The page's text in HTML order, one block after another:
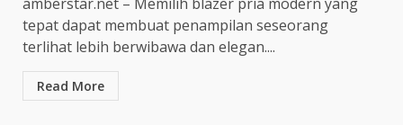
tepat dapat membuat penampilan seseorang
terlihat lebih berwibawa dan elegan....
Read More